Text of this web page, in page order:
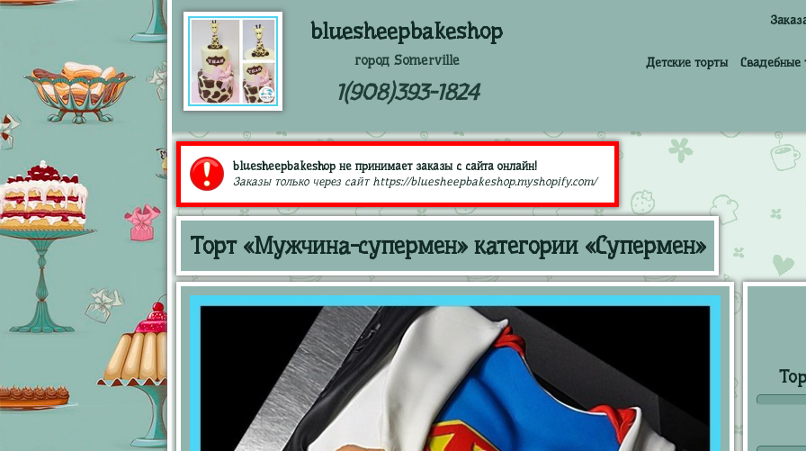
bluesheepbakeshop
город Somerville
1(908)393-1824
Детские торты Свадебные
bluesheepbakeshop не принимает заказы с сайта онлайн!
Заказы только через сайт https://bluesheepbakeshop.myshopify.com/
Торт «Мужчина-супермен» категории «Супермен»